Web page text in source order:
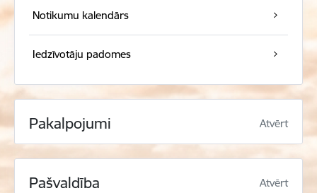
Notikumu kalendārs
Iedzīvotāju padomes
Pakalpojumi Atvērt
Pašvaldība Atvērt